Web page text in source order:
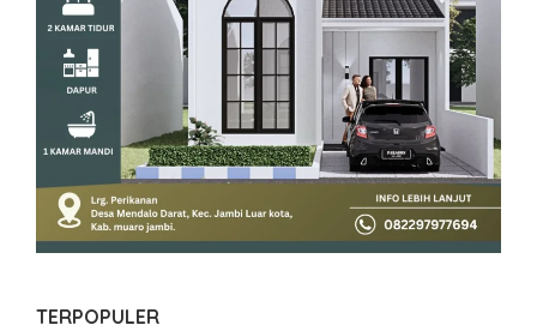
TERPOPULER